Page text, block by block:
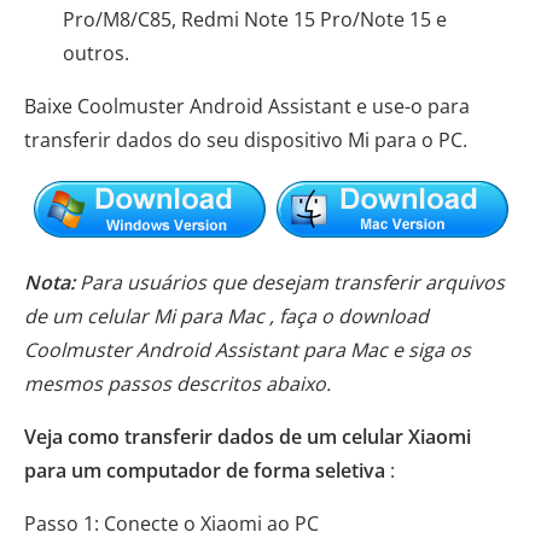
Pro/M8/C85, Redmi Note 15 Pro/Note 15 e
outros.
Baixe Coolmuster Android Assistant e use-o para
transferir dados do seu dispositivo Mi para o PC.
Nota:Para usuários que desejam transferir arquivos
de um celular Mi para Mac , faça o download
Coolmuster Android Assistant para Mac e siga os
mesmos passos descritos abaixo.
Veja como transferir dados de um celular Xiaomi
para um computador de forma seletiva :
Passo 1: Conecte o Xiaomi ao PC